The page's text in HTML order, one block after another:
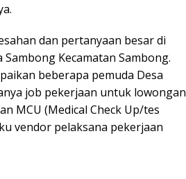
dan pertanyaan besar di
Kecamatan Sambong.
beberapa pemuda Desa
job pekerjaan untuk lowongan
MCU (Medical Check Up/tes
vendor pelaksana pekerjaan